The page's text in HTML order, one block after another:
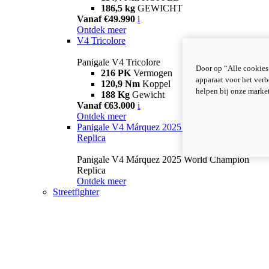
186,5 kg GEWICHT
Vanaf €49.990 i
Ontdek meer
V4 Tricolore
Panigale V4 Tricolore
216 PK Vermogen
120,9 Nm Koppel
188 Kg Gewicht
Vanaf €63.000 i
Ontdek meer
Panigale V4 Márquez 2025 World Champion
Replica
Panigale V4 Márquez 2025 World Champion
Replica
Ontdek meer
Streetfighter
Door op “Alle
apparaat voor het
helpen bij onze